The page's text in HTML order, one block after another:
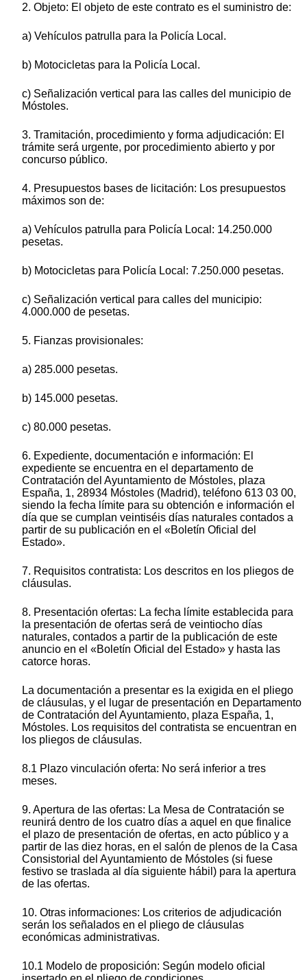
2. Objeto: El objeto de este contrato es el suministro de:
a) Vehículos patrulla para la Policía Local.
b) Motocicletas para la Policía Local.
c) Señalización vertical para las calles del municipio de
Móstoles.
3. Tramitación, procedimiento y forma adjudicación: El
trámite será urgente, por procedimiento abierto y por
concurso público.
4. Presupuestos bases de licitación: Los presupuestos
máximos son de:
a) Vehículos patrulla para Policía Local: 14.250.000
pesetas.
b) Motocicletas para Policía Local: 7.250.000 pesetas.
c) Señalización vertical para calles del municipio:
4.000.000 de pesetas.
5. Fianzas provisionales:
a) 285.000 pesetas.
b) 145.000 pesetas.
c) 80.000 pesetas.
6. Expediente, documentación e información: El
expediente se encuentra en el departamento de
Contratación del Ayuntamiento de Móstoles, plaza
España, 1, 28934 Móstoles (Madrid), teléfono 613 03 00,
siendo la fecha límite para su obtención e información el
día que se cumplan veintiséis días naturales contados a
partir de su publicación en el «Boletín Oficial del
Estado».
7. Requisitos contratista: Los descritos en los pliegos de
cláusulas.
8. Presentación ofertas: La fecha límite establecida para
la presentación de ofertas será de veintiocho días
naturales, contados a partir de la publicación de este
anuncio en el «Boletín Oficial del Estado» y hasta las
catorce horas.
La documentación a presentar es la exigida en el pliego
de cláusulas, y el lugar de presentación en Departamento
de Contratación del Ayuntamiento, plaza España, 1,
Móstoles. Los requisitos del contratista se encuentran en
los pliegos de cláusulas.
8.1 Plazo vinculación oferta: No será inferior a tres
meses.
9. Apertura de las ofertas: La Mesa de Contratación se
reunirá dentro de los cuatro días a aquel en que finalice
el plazo de presentación de ofertas, en acto público y a
partir de las diez horas, en el salón de plenos de la Casa
Consistorial del Ayuntamiento de Móstoles (si fuese
festivo se traslada al día siguiente hábil) para la apertura
de las ofertas.
10. Otras informaciones: Los criterios de adjudicación
serán los señalados en el pliego de cláusulas
económicas administrativas.
10.1 Modelo de proposición: Según modelo oficial